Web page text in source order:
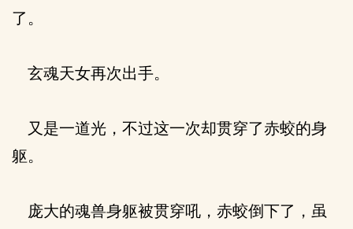
了。
玄魂天女再次出手。
又是一道光，不过这一次却贯穿了赤蛟的身
躯。
庞大的魂兽身躯被贯穿吼，赤蛟倒下了，虽